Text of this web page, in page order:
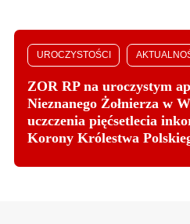
UROCZYSTOŚCI
ZOR RP na uroczystym
Nieznanego Żołnierza w
uczczenia pięćsetlecia
Korony Królestwa